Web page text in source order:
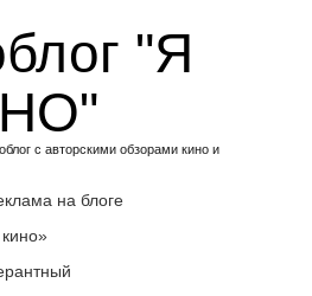
"Я
с авторскими обзорами кино и
на блоге